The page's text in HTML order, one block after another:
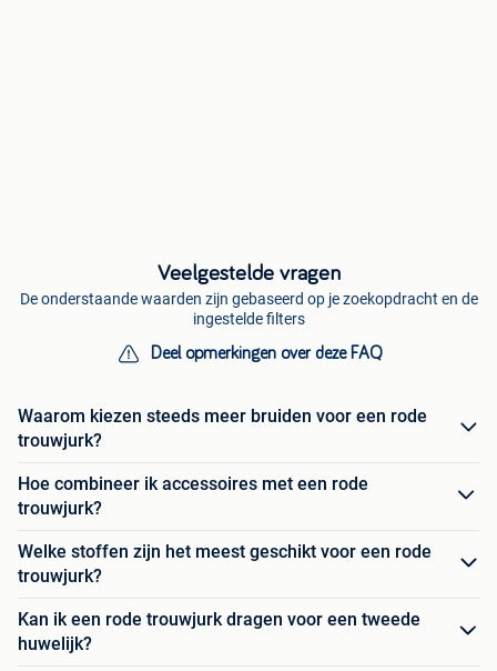
Veelgestelde vragen
De onderstaande waarden zijn gebaseerd op je zoekopdracht en de
ingestelde filters
Deel opmerkingen over deze FAQ
Waarom kiezen steeds meer bruiden voor een rode
trouwjurk?
Hoe combineer ik accessoires met een rode
trouwjurk?
Welke stoffen zijn het meest geschikt voor een rode
trouwjurk?
Kan ik een rode trouwjurk dragen voor een tweede
huwelijk?